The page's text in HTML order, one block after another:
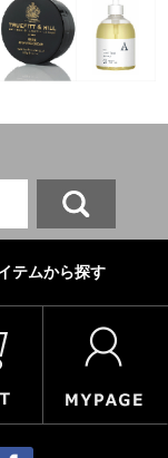
テムから探す